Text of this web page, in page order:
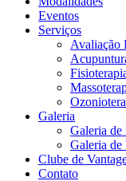
Eventos
Serviços
Avaliação
Galeria
Galeria de
Galeria de
Clube de
Contato